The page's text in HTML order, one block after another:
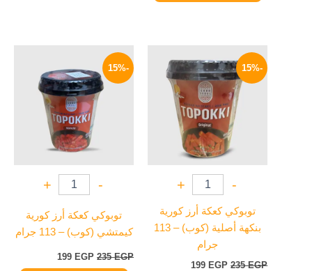
-15%
-
+
توبوكي كعكة أرز كورية
بنكهة أصلية (كوب) – 113
جرام
235EGP
الأصلي
هو:
199 EGP
الحالي
هو:
199 EGP.
-15%
-
+
توبوكي كعكة أرز كورية
كيمتشي (كوب) – 113 جرام
235EGP
هو:
235 EGP.
199 EGP
هو:
199 EGP.